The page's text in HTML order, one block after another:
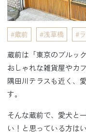
蔵前 浅草橋
蔵前は「東京のブルッ
おしゃれな雑貨屋やカ
隅田川テラスも近く、
す。
そんな蔵前で、愛犬と
い！と思っている方は